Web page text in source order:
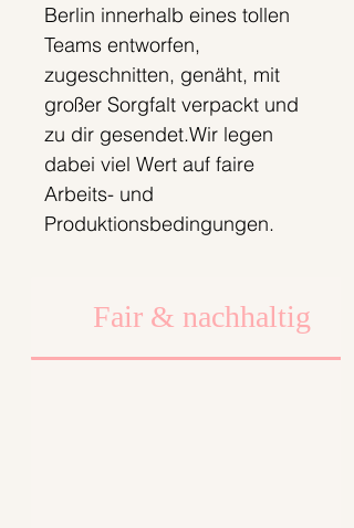
Berlin innerhalb eines tollen
Teams entworfen,
zugeschnitten, genäht, mit
großer Sorgfalt verpackt und
zu dir gesendet.Wir legen
dabei viel Wert auf faire
Arbeits- und
Produktionsbedingungen.
Fair & nachhaltig